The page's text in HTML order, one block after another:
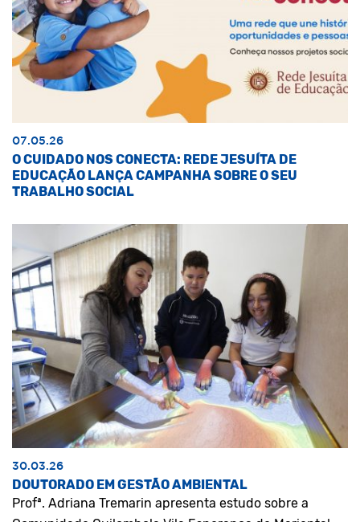
07.05.26
O CUIDADO NOS CONECTA: REDE JESUÍTA DE
EDUCAÇÃO LANÇA CAMPANHA SOBRE O SEU
TRABALHO SOCIAL
30.03.26
DOUTORADO EM GESTÃO AMBIENTAL
Profª. Adriana Tremarin apresenta estudo sobre a